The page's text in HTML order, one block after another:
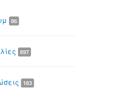
86
897
183